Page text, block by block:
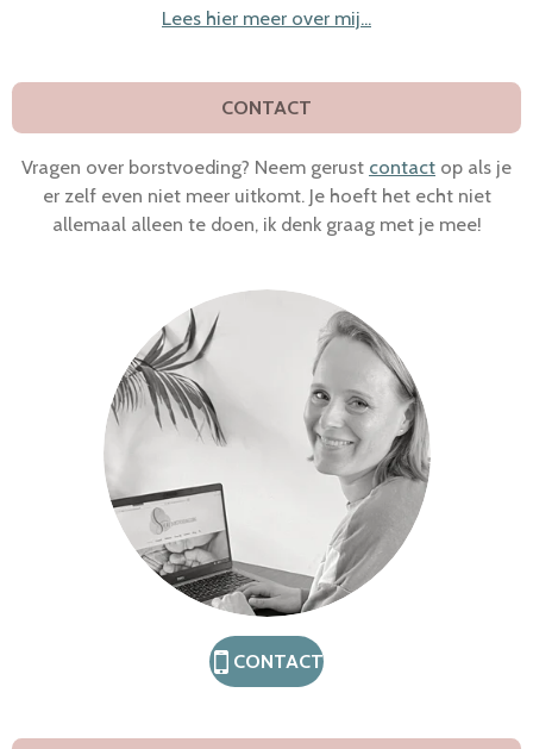
Lees hier meer over mij...
CONTACT
Vragen over borstvoeding? Neem gerust contact op als je
er zelf even niet meer uitkomt. Je hoeft het echt niet
allemaal alleen te doen, ik denk graag met je mee!
CONTACT